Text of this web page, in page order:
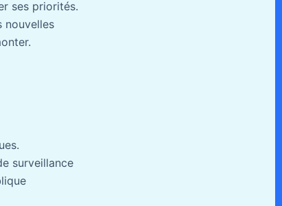
ses priorités.
nouvelles
surveillance